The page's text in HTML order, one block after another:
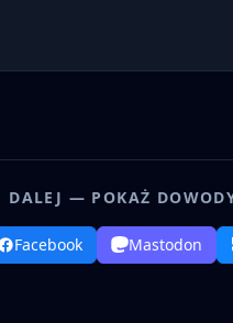
DALEJ — POKAŻ
Facebook Mastodon